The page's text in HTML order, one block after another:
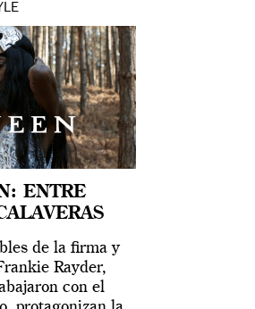
ENTRE
de la firma y
Rayder,
con el